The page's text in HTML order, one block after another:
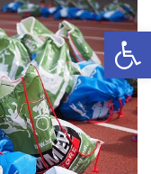
פתח סרגל נגישות